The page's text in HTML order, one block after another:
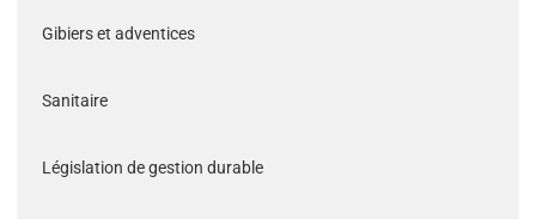
Gibiers et adventices
Sanitaire
Législation de gestion durable